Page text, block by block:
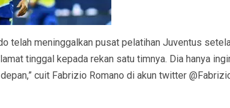
telah meninggalkan pusat pelatihan Juventus
tinggal kepada rekan satu timnya. Dia hanya
cuit Fabrizio Romano di akun twitter